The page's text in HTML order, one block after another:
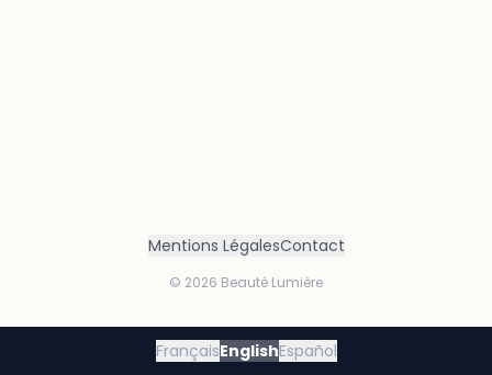
Mentions LégalesContact
© 2026 Beauté Lumière
FrançaisEnglishEspañol